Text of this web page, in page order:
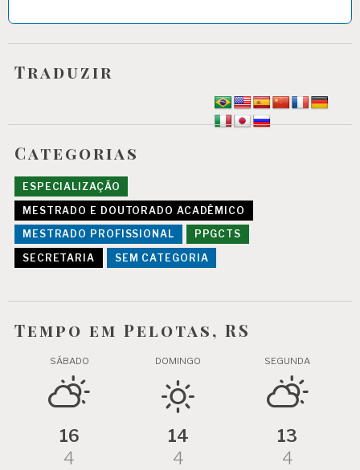
Traduzir
Categorias
ESPECIALIZAÇÃO
MESTRADO E DOUTORADO ACADÊMICO
MESTRADO PROFISSIONAL
PPGCTS
SECRETARIA
SEM CATEGORIA
Tempo em Pelotas, RS
SÁBADO
16
4
DOMINGO
14
4
SEGUNDA
13
4